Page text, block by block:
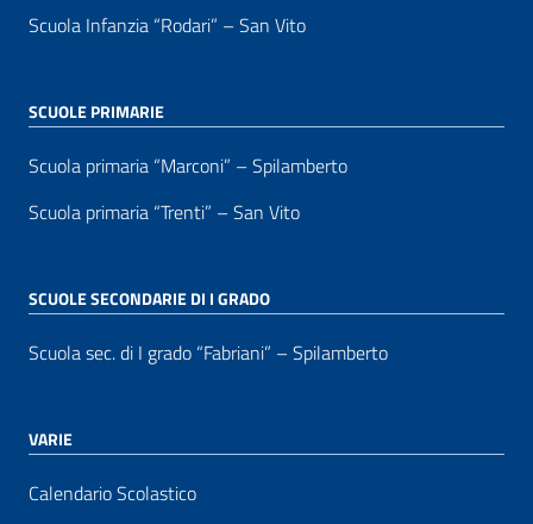
Scuola Infanzia “Rodari” – San Vito
SCUOLE PRIMARIE
Scuola primaria “Marconi” – Spilamberto
Scuola primaria “Trenti” – San Vito
SCUOLE SECONDARIE DI I GRADO
Scuola sec. di I grado “Fabriani” – Spilamberto
VARIE
Calendario Scolastico